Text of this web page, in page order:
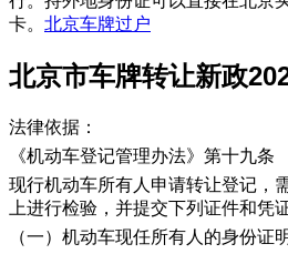
卡。 北京车牌过户
北京市车牌转让新政
法律依据：
《机动车登记管理办法》第十九条
现行机动车所有人申请转让登记，
上进行检验，并提交下列证件和凭
（一）机动车现任所有人的身份证